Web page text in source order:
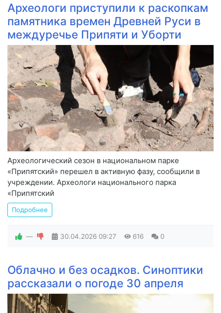
Археологи приступили к раскопкам
памятника времен Древней Руси в
междуречье Припяти и Уборти
Археологический сезон в национальном парке
«Припятский» перешел в активную фазу, сообщили в
учреждении. Археологи национального парка
«Припятский
Подробнее
— 30.04.2026 09:27 616 0
Облачно и без осадков. Синоптики
рассказали о погоде 30 апреля